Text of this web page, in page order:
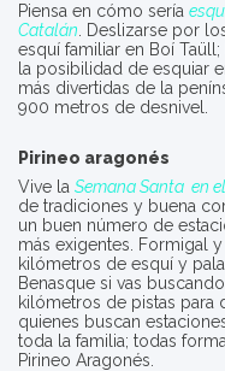
Piensa en cómo sería
Catalán . Deslizarse por
esquí familiar en Boí
la posibilidad de esquiar
más divertidas de la
900 metros de desnivel.
Pirineo aragonés
Vive la Semana Santa en
de tradiciones y buena
un buen número de
más exigentes. Formigal
kilómetros de esquí y
Benasque si vas
kilómetros de pistas para
quienes buscan
toda la familia; todas
Pirineo Aragonés.